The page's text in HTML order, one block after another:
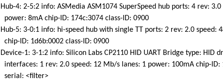
Hub-4: 2-5:2 info: ASMedia ASM1074 SuperSpeed hub ports: 4 rev:
power: 8mA chip-ID: 174c:3074 class-ID: 0900
Hub-5: 3-0:1 info: hi-speed hub with single TT ports: 2 rev: 2.0 speed:
chip-ID: 1d6b:0002 class-ID: 0900
Device-1: 3-1:2 info: Silicon Labs CP2110 HID UART Bridge type: HID
interfaces: 1 rev: 2.0 speed: 12 Mb/s lanes: 1 power: 100mA chip-ID:
serial: <filter>